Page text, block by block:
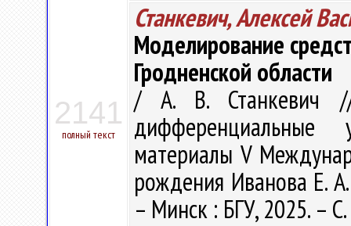
2141
полный текст
Станкевич, Алексей
Моделирование
Гродненской области
/ А. В. Станкевич //
материалы V
рождения Иванова Е.
– Минск : БГУ, 2025. –